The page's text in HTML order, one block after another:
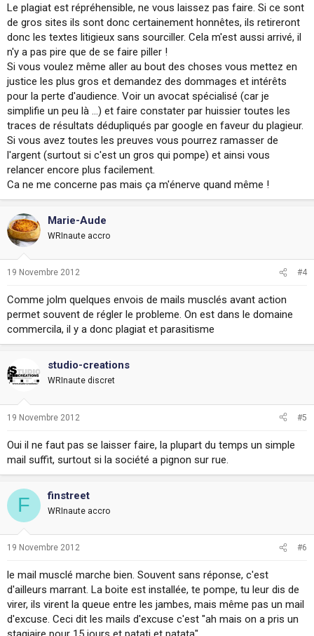
Le plagiat est répréhensible, ne vous laissez pas faire. Si ce sont
de gros sites ils sont donc certainement honnêtes, ils retireront
donc les textes litigieux sans sourciller. Cela m'est aussi arrivé, il
n'y a pas pire que de se faire piller !
Si vous voulez même aller au bout des choses vous mettez en
justice les plus gros et demandez des dommages et intérêts
pour la perte d'audience. Voir un avocat spécialisé (car je
simplifie un peu là ...) et faire constater par huissier toutes les
traces de résultats dédupliqués par google en faveur du plagieur.
Si vous avez toutes les preuves vous pourrez ramasser de
l'argent (surtout si c'est un gros qui pompe) et ainsi vous
relancer encore plus facilement.
Ca ne me concerne pas mais ça m'énerve quand même !
Marie-Aude
WRInaute accro
19 Novembre 2012 #4
Comme jolm quelques envois de mails musclés avant action
permet souvent de régler le probleme. On est dans le domaine
commercila, il y a donc plagiat et parasitisme
studio-creations
WRInaute discret
19 Novembre 2012 #5
Oui il ne faut pas se laisser faire, la plupart du temps un simple
mail suffit, surtout si la société a pignon sur rue.
F finstreet
WRInaute accro
19 Novembre 2012 #6
le mail musclé marche bien. Souvent sans réponse, c'est
d'ailleurs marrant. La boite est installée, te pompe, tu leur dis de
virer, ils virent la queue entre les jambes, mais même pas un mail
d'excuse. Ceci dit les mails d'excuse c'est "ah mais on a pris un